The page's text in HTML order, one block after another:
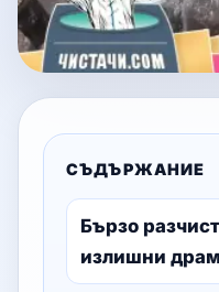
СЪДЪРЖАНИЕ
Бързо
излишни